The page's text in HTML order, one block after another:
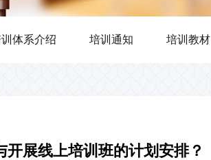
工具
交易专业委员会
体系介绍 培训通知 培训教材
开展线上培训班的计划安排？